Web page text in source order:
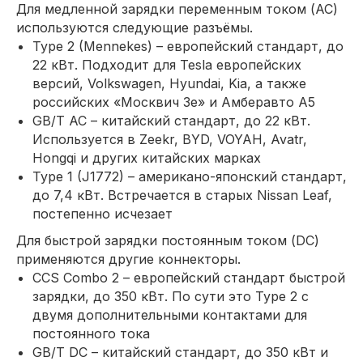
Для медленной зарядки переменным током (AC)
используются следующие разъёмы.
Type 2 (Mennekes) – европейский стандарт, до
22 кВт. Подходит для Tesla европейских
версий, Volkswagen, Hyundai, Kia, а также
российских «Москвич 3е» и Амберавто А5
GB/T AC – китайский стандарт, до 22 кВт.
Используется в Zeekr, BYD, VOYAH, Avatr,
Hongqi и других китайских марках
Type 1 (J1772) – американо-японский стандарт,
до 7,4 кВт. Встречается в старых Nissan Leaf,
постепенно исчезает
Для быстрой зарядки постоянным током (DC)
применяются другие коннекторы.
CCS Combo 2 – европейский стандарт быстрой
зарядки, до 350 кВт. По сути это Type 2 с
двумя дополнительными контактами для
постоянного тока
GB/T DC – китайский стандарт, до 350 кВт и